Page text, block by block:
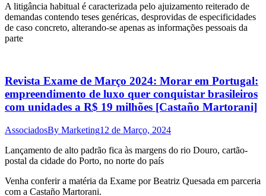
A litigância habitual é caracterizada pelo ajuizamento reiterado de
demandas contendo teses genéricas, desprovidas de especificidades
de caso concreto, alterando-se apenas as informações pessoais da
parte
Revista Exame de Março 2024: Morar em Portugal:
empreendimento de luxo quer conquistar brasileiros
com unidades a R$ 19 milhões [Castaño Martorani]
AssociadosBy Marketing12 de Março, 2024
Lançamento de alto padrão fica às margens do rio Douro, cartão-
postal da cidade do Porto, no norte do país
Venha conferir a matéria da Exame por Beatriz Quesada em parceria
com a Castaño Martorani.